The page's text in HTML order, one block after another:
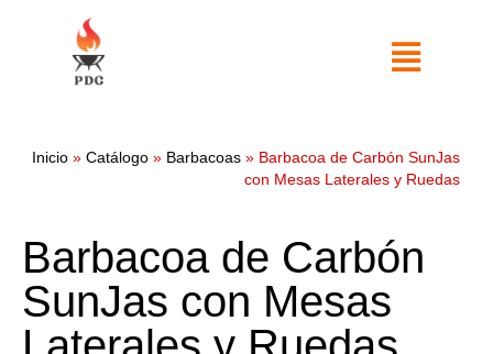
Inicio » Catálogo » Barbacoas » Barbacoa de Carbón SunJas
con Mesas Laterales y Ruedas
Barbacoa de Carbón
SunJas con Mesas